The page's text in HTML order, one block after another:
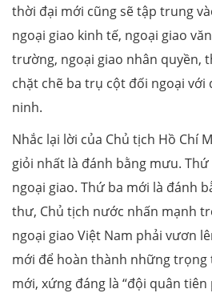
thời đại mới cũng sẽ tập trung
ngoại giao kinh tế, ngoại giao
trường, ngoại giao nhân quyền,
chặt chẽ ba trụ cột đối ngoại với
ninh.
Nhắc lại lời của Chủ tịch Hồ Chí
giỏi nhất là đánh bằng mưu.
ngoại giao. Thứ ba mới là đánh
thư, Chủ tịch nước nhấn mạnh
ngoại giao Việt Nam phải vươn
mới để hoàn thành những trọng
mới, xứng đáng là “đội quân tiên